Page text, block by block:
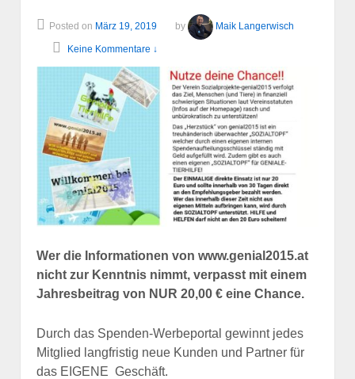
Posted on März 19, 2019 by Maik Langerwisch
Keine Kommentare ↓
Wer die Informationen von www.genial2015.at
nicht zur Kenntnis nimmt, verpasst mit einem
Jahresbeitrag von NUR 20,00 € eine Chance.
Durch das Spenden-Werbeportal gewinnt jedes
Mitglied langfristig neue Kunden und Partner für
das EIGENE Geschäft.